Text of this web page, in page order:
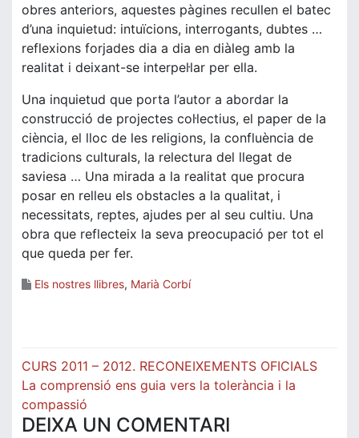
obres anteriors, aquestes pàgines recullen el batec
d’una inquietud: intuïcions, interrogants, dubtes …
reflexions forjades dia a dia en diàleg amb la
realitat i deixant-se interpel·lar per ella.
Una inquietud que porta l’autor a abordar la
construcció de projectes col·lectius, el paper de la
ciència, el lloc de les religions, la confluència de
tradicions culturals, la relectura del llegat de
saviesa … Una mirada a la realitat que procura
posar en relleu els obstacles a la qualitat, i
necessitats, reptes, ajudes per al seu cultiu. Una
obra que reflecteix la seva preocupació per tot el
que queda per fer.
Els nostres llibres, Marià Corbí
Navegació
d'entrades
CURS 2011 – 2012. RECONEIXEMENTS OFICIALS
La comprensió ens guia vers la tolerància i la
compassió
DEIXA UN COMENTARI